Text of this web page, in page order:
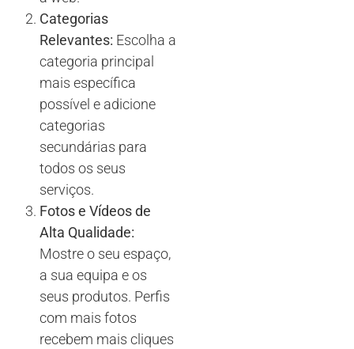
Categorias
Relevantes: Escolha a
categoria principal
mais específica
possível e adicione
categorias
secundárias para
todos os seus
serviços.
Fotos e Vídeos de
Alta Qualidade:
Mostre o seu espaço,
a sua equipa e os
seus produtos. Perfis
com mais fotos
recebem mais cliques